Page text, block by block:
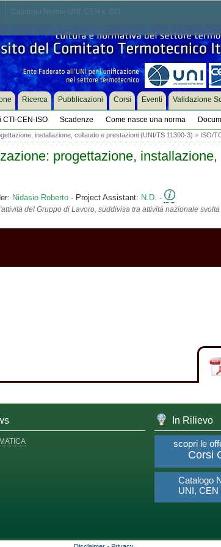
CTI-CEN-ISO Scadenze Come nasce una norma
Ricerca Pubblicazioni Corsi Eventi Validazione
installazione, collaudo e prestazioni (UNI/TS 11300-3) » ISO/
progettazione,
Nidasio Roberto- Project Assistant: N.D. -
del Gruppo di Lavoro, suddivisa tra attività nazionale
In Rilievo
scopri le
Corsi
Catalogo
UNI, CEN